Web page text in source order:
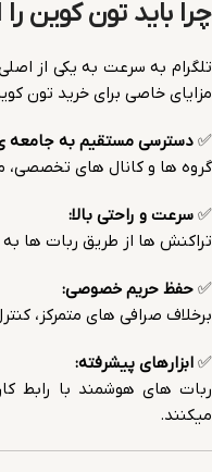
چرا باید تون کوین را
تلگرام به سرعت به یکی از
مزایای خاصی برای خرید تون
✅ دسترسی مستقیم به جامعه ی
گروه ها و کانال های تخصصی،
✅ سرعت و راحتی بالا:
تراکنش ها از طریق ربات ها
✅ حفظ حریم خصوصی:
برخلاف صرافی های متمرکز،
✅ ابزارهای پیشرفته:
ربات های هوشمند با رابط
میکنند.